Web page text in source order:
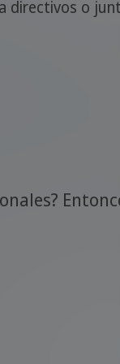
directivos o